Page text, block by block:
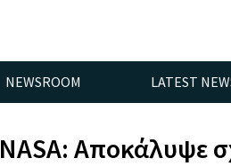
NEWSROOM LATEST
NASA: Αποκάλυψε